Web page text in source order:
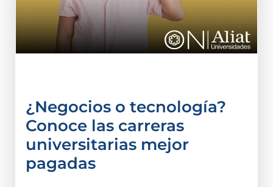
¿Negocios o tecnología?
Conoce las carreras
universitarias mejor
pagadas